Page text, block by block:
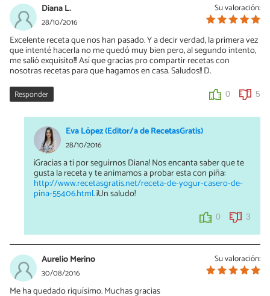
Su valoración:
Diana L.
28/10/2016
Excelente receta que nos han pasado. Y a decir verdad, la primera vez
que intenté hacerla no me quedó muy bien pero, al segundo intento,
me salió exquisito!!! Así que gracias pro compartir recetas con
nosotras recetas para que hagamos en casa. Saludos!! D.
Responder 0 5
Eva López (Editor/a de RecetasGratis)
28/10/2016
¡Gracias a ti por seguirnos Diana! Nos encanta saber que te
gusta la receta y te animamos a probar esta con piña:
http://www.recetasgratis.net/receta-de-yogur-casero-de-
pina-55406.html. ¡Un saludo!
0 3
Su valoración:
Aurelio Merino
30/08/2016
Me ha quedado riquísimo. Muchas gracias